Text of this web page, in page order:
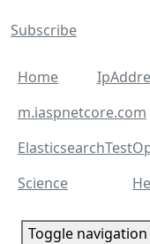
Subscribe
Home
m.iaspnetcore.com
Science
Toggle navigation